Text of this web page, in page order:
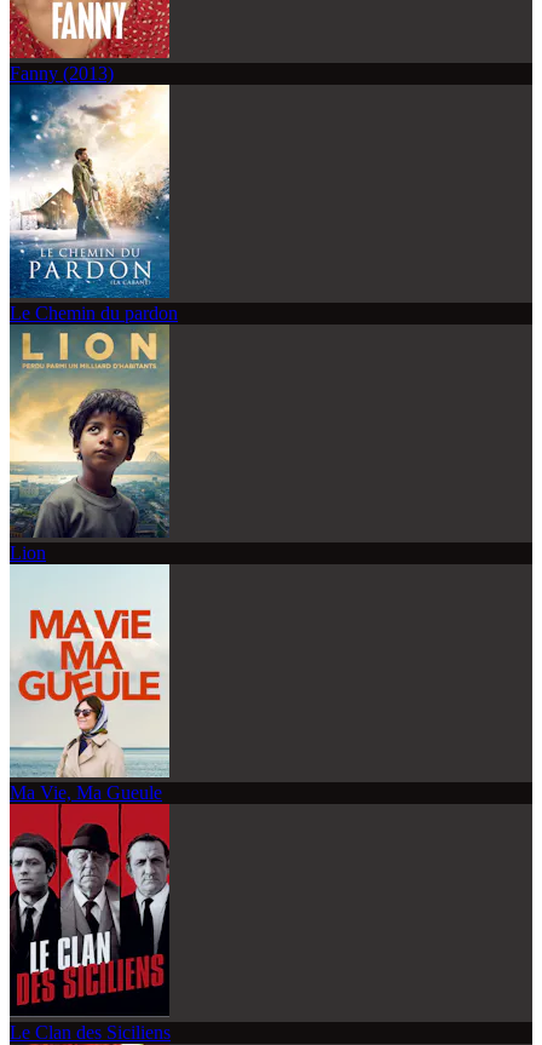
Fanny (2013)
Le Chemin du pardon
Lion
Ma Vie, Ma Gueule
Le Clan des Siciliens